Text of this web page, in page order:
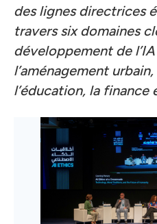
des lignes directrices
travers six domaines
développement de
l’aménagement
l’éducation, la finance